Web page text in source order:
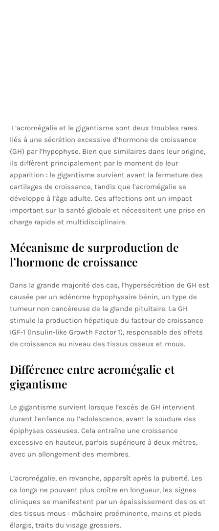
L’acromégalie et le gigantisme sont deux troubles rares
liés à une sécrétion excessive d’hormone de croissance
(GH) par l’hypophyse. Bien que similaires dans leur origine,
ils diffèrent principalement par le moment de leur
apparition : le gigantisme survient avant la fermeture des
cartilages de croissance, tandis que l’acromégalie se
développe à l’âge adulte. Ces affections ont un impact
important sur la santé globale et nécessitent une prise en
charge rapide et multidisciplinaire.
Mécanisme de surproduction de
l’hormone de croissance
Dans la grande majorité des cas, l’hypersécrétion de GH est
causée par un adénome hypophysaire bénin, un type de
tumeur non cancéreuse de la glande pituitaire. La GH
stimule la production hépatique du facteur de croissance
IGF-1 (Insulin-like Growth Factor 1), responsable des effets
de croissance au niveau des tissus osseux et mous.
Différence entre acromégalie et
gigantisme
Le gigantisme survient lorsque l’excès de GH intervient
durant l’enfance ou l’adolescence, avant la soudure des
épiphyses osseuses. Cela entraîne une croissance
excessive en hauteur, parfois supérieure à deux mètres,
avec un allongement des membres.
L’acromégalie, en revanche, apparaît après la puberté. Les
os longs ne pouvant plus croître en longueur, les signes
cliniques se manifestent par un épaississement des os et
des tissus mous : mâchoire proéminente, mains et pieds
élargis, traits du visage grossiers.